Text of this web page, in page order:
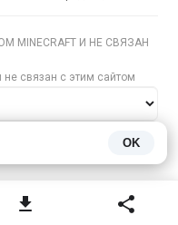
OK
И НЕ СВЯЗАН
не связан с этим сайтом